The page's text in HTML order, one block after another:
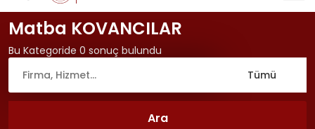
Matba KOVANCILAR
Bu Kategoride 0 sonuç bulundu